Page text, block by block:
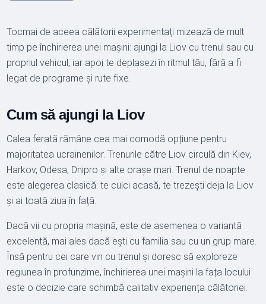
Tocmai de aceea călătorii experimentați mizează de mult
timp pe închirierea unei mașini: ajungi la Liov cu trenul sau cu
propriul vehicul, iar apoi te deplasezi în ritmul tău, fără a fi
legat de programe și rute fixe.
Cum să ajungi la Liov
Calea ferată rămâne cea mai comodă opțiune pentru
majoritatea ucrainenilor. Trenurile către Liov circulă din Kiev,
Harkov, Odesa, Dnipro și alte orașe mari. Trenul de noapte
este alegerea clasică: te culci acasă, te trezești deja la Liov
și ai toată ziua în față.
Dacă vii cu propria mașină, este de asemenea o variantă
excelentă, mai ales dacă ești cu familia sau cu un grup mare.
Însă pentru cei care vin cu trenul și doresc să exploreze
regiunea în profunzime, închirierea unei mașini la fața locului
este o decizie care schimbă calitativ experiența călătoriei.